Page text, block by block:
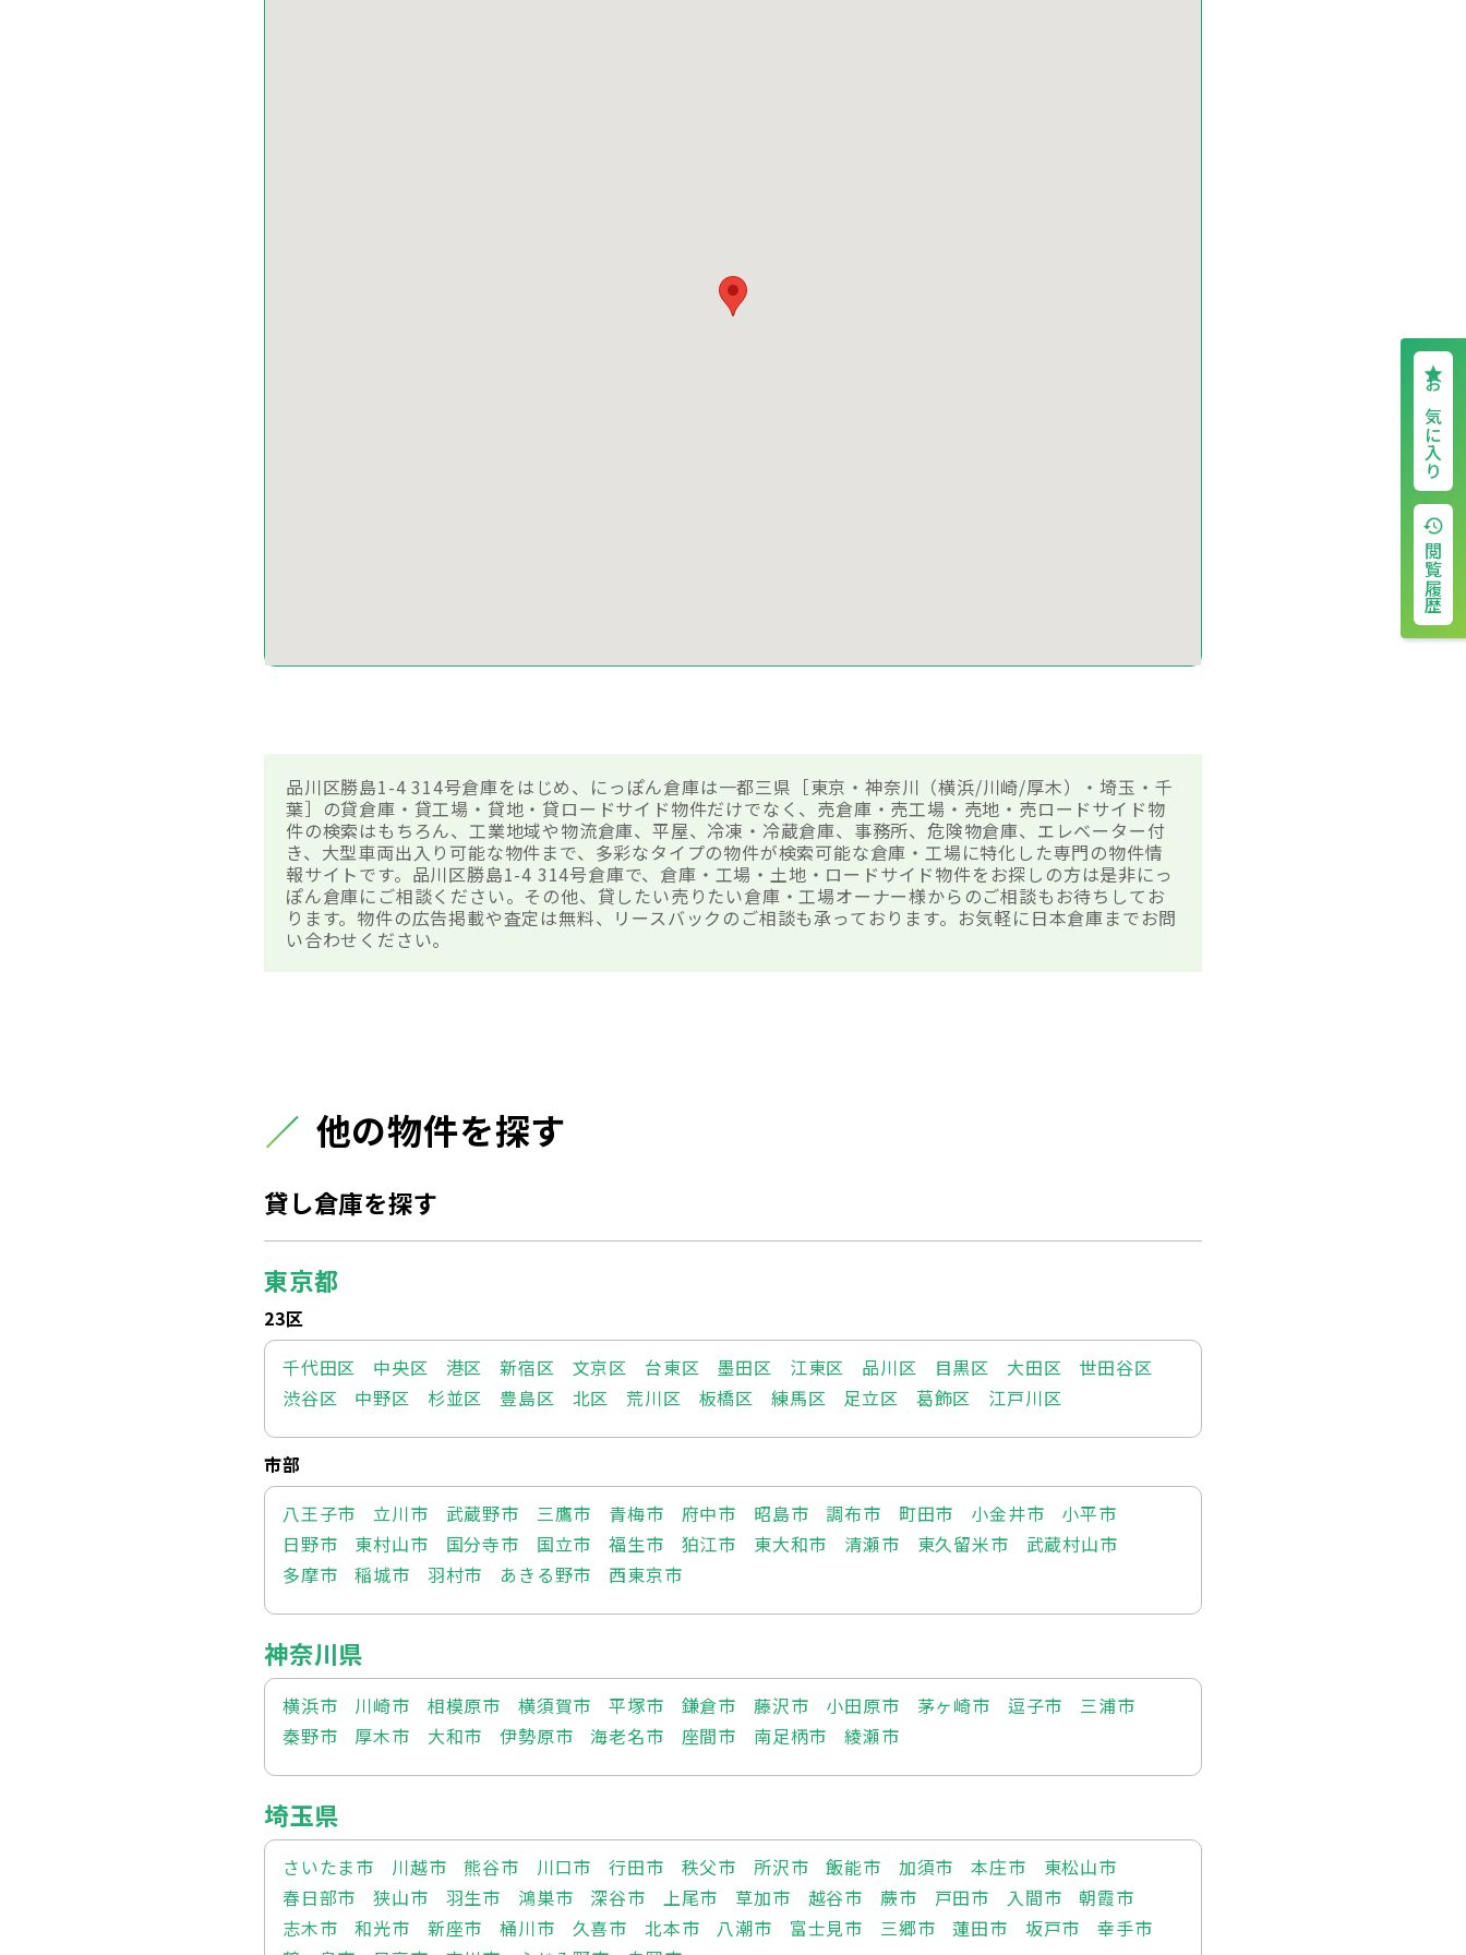
お気に入り
閲覧履歴
品川区勝島1-4 314号倉庫をはじめ、にっぽん倉庫は一都三県［東京・神奈川（横浜/川崎/厚木）・埼玉・千
葉］の貸倉庫・貸工場・貸地・貸ロードサイド物件だけでなく、売倉庫・売工場・売地・売ロードサイド物
件の検索はもちろん、工業地域や物流倉庫、平屋、冷凍・冷蔵倉庫、事務所、危険物倉庫、エレベーター付
き、大型車両出入り可能な物件まで、多彩なタイプの物件が検索可能な倉庫・工場に特化した専門の物件情
報サイトです。品川区勝島1-4 314号倉庫で、倉庫・工場・土地・ロードサイド物件をお探しの方は是非にっ
ぽん倉庫にご相談ください。その他、貸したい売りたい倉庫・工場オーナー様からのご相談もお待ちしてお
ります。物件の広告掲載や査定は無料、リースバックのご相談も承っております。お気軽に日本倉庫までお問
い合わせください。
他の物件を探す
貸し倉庫を探す
東京都
23区
千代田区
中央区 港区 新宿区 文京区 台東区 墨田区 江東区 品川区 目黒区 大田区
世田谷区
渋谷区
中野区 杉並区 豊島区 北区 荒川区 板橋区 練馬区 足立区 葛飾区 江戸川区
市部
八王子市
立川市 武蔵野市 三鷹市 青梅市 府中市 昭島市 調布市 町田市 小金井市
小平市
日野市
東村山市 国分寺市 国立市 福生市 狛江市 東大和市 清瀬市 東久留米市
武蔵村山市
多摩市
稲城市 羽村市 あきる野市 西東京市
神奈川県
横浜市 川崎市 相模原市 横須賀市 平塚市 鎌倉市 藤沢市 小田原市 茅ヶ崎市 逗子市
三浦市
秦野市
厚木市 大和市 伊勢原市 海老名市 座間市 南足柄市 綾瀬市
埼玉県
さいたま市 川越市 熊谷市 川口市 行田市 秩父市 所沢市 飯能市 加須市 本庄市
東松山市
春日部市
狭山市 羽生市 鴻巣市 深谷市 上尾市 草加市 越谷市 蕨市 戸田市 入間市
朝霞市
志木市
和光市 新座市 桶川市 久喜市 北本市 八潮市 富士見市 三郷市 蓮田市 坂戸市
幸手市